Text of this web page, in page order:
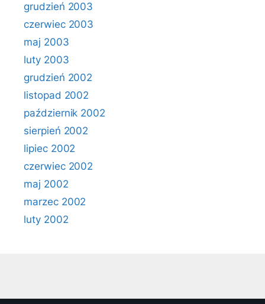
grudzień 2003
czerwiec 2003
maj 2003
luty 2003
grudzień 2002
listopad 2002
październik 2002
sierpień 2002
lipiec 2002
czerwiec 2002
maj 2002
marzec 2002
luty 2002